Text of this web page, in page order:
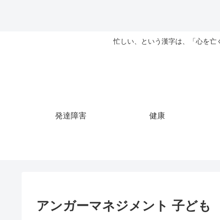
忙しい、という漢字は、「心を
発達障害 健康
アンガーマネジメント 子ども